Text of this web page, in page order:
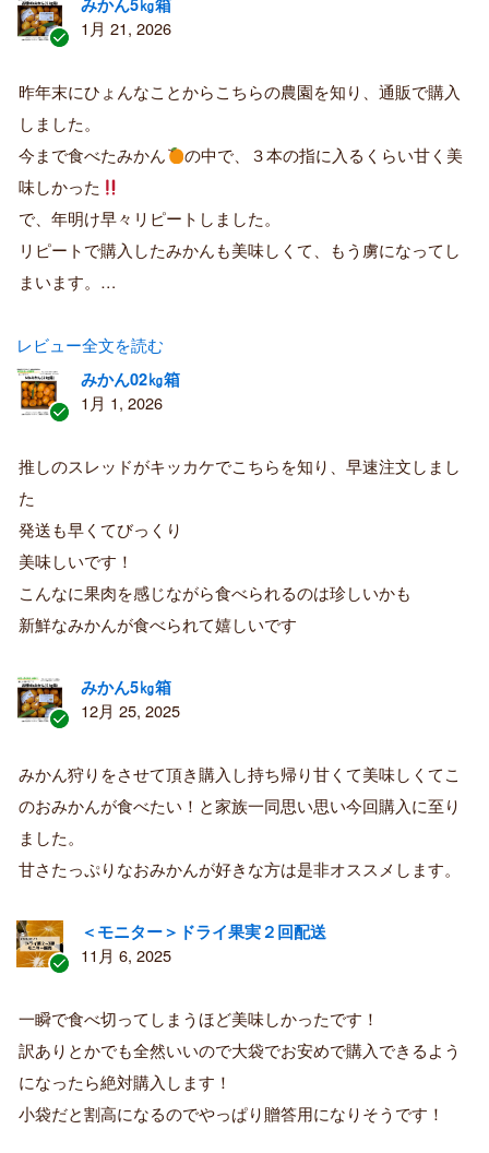
証
済
み
購
者
みかん5㎏箱
1月 21, 2026
昨年末にひょんなことからこちらの農園を知り、通販で購入
しました。
今まで食べたみかん
の中で、３本の指に入るくらい甘く美
味しかった
で、年明け早々リピートしました。
リピートで購入したみかんも美味しくて、もう虜になってし
まいます。…
レビュー全文を読む
証
済
購
者
みかん02㎏箱
1月 1, 2026
推しのスレッドがキッカケでこちらを知り、早速注文しまし
た
発送も早くてびっくり
美味しいです！
こんなに果肉を感じながら食べられるのは珍しいかも
新鮮なみかんが食べられて嬉しいです
証
済
み
購
者
みかん5㎏箱
12月 25, 2025
みかん狩りをさせて頂き購入し持ち帰り甘くて美味しくてこ
のおみかんが食べたい！と家族一同思い思い今回購入に至り
ました。
甘さたっぷりなおみかんが好きな方は是非オススメします。
証
済
み
購
者
＜モニター＞ドライ果実２回配送
11月 6, 2025
一瞬で食べ切ってしまうほど美味しかったです！
訳ありとかでも全然いいので大袋でお安めで購入できるよう
になったら絶対購入します！
小袋だと割高になるのでやっぱり贈答用になりそうです！